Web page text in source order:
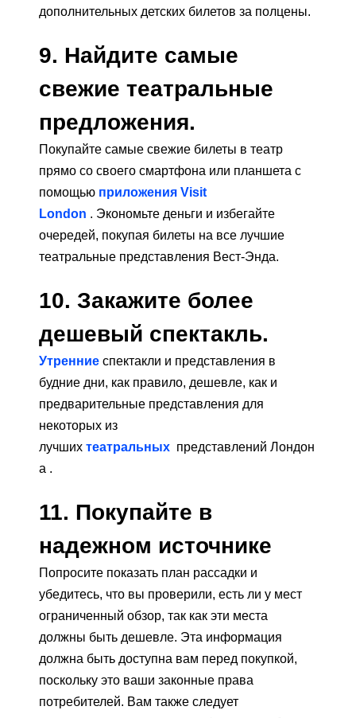
дополнительных детских билетов за полцены.
9. Найдите самые
свежие театральные
предложения.
Покупайте самые свежие билеты в театр
прямо со своего смартфона или планшета с
помощью приложения Visit
London . Экономьте деньги и избегайте
очередей, покупая билеты на все лучшие
театральные представления Вест-Энда.
10. Закажите более
дешевый спектакль.
Утренние спектакли и представления в
будние дни, как правило, дешевле, как и
предварительные представления для
некоторых из
лучших театральных представлений Лондон
а .
11. Покупайте в
надежном источнике
Попросите показать план рассадки и
убедитесь, что вы проверили, есть ли у мест
ограниченный обзор, так как эти места
должны быть дешевле. Эта информация
должна быть доступна вам перед покупкой,
поскольку это ваши законные права
потребителей. Вам также следует